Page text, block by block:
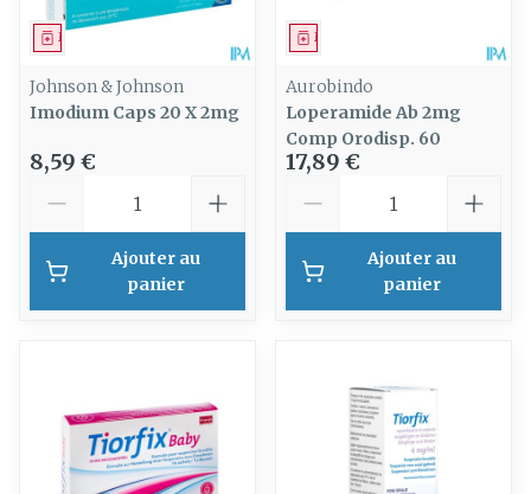
Médicament
Johnson & Johnson
Imodium Caps 20 X 2mg
8,59 €
Ajouter au
panier
Médicament
Aurobindo
Loperamide Ab 2mg
Comp Orodisp. 60
17,89 €
Ajouter au
panier